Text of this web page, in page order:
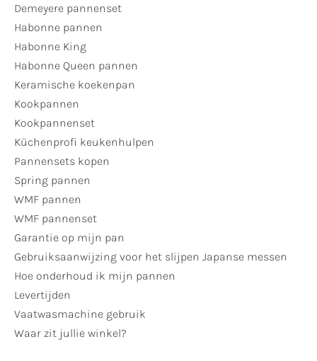
Demeyere pannenset
Habonne pannen
Habonne King
Habonne Queen pannen
Keramische koekenpan
Kookpannen
Kookpannenset
Küchenprofi keukenhulpen
Pannensets kopen
Spring pannen
WMF pannen
WMF pannenset
Garantie op mijn pan
Gebruiksaanwijzing voor het slijpen Japanse messen
Hoe onderhoud ik mijn pannen
Levertijden
Vaatwasmachine gebruik
Waar zit jullie winkel?